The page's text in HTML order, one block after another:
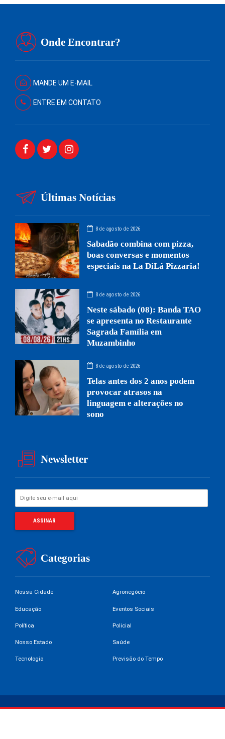
Onde Encontrar?
MANDE UM E-MAIL
ENTRE EM CONTATO
Últimas Notícias
8 de agosto de 2026
Sabadão combina com pizza,
boas conversas e momentos
especiais na La DiLá Pizzaria!
8 de agosto de 2026
Neste sábado (08): Banda TAO
se apresenta no Restaurante
Sagrada Família em
Muzambinho
8 de agosto de 2026
Telas antes dos 2 anos podem
provocar atrasos na
linguagem e alterações no
sono
Newsletter
Categorias
Nossa Cidade Agronegócio
Educação Eventos Sociais
Política Policial
Nosso Estado Saúde
Tecnologia Previsão do Tempo